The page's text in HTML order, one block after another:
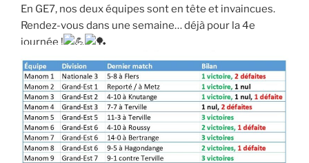
En GE7, nos deux équipes sont en tête et invaincues.
Rendez-vous dans une semaine… déjà pour la 4e
journée !